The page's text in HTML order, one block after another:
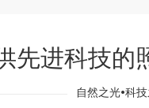
先进科技的
自然之光•科